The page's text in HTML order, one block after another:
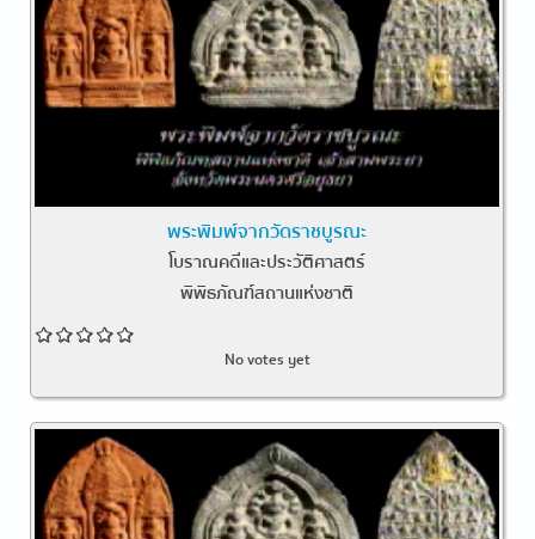
พระพิมพ์จากวัดราชบูรณะ
โบราณคดีและประวัติศาสตร์
พิพิธภัณฑ์สถานแห่งชาติ
No votes yet